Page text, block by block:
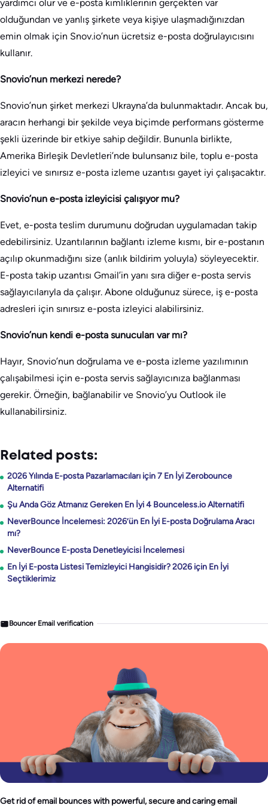
yardımcı olur ve e-posta kimliklerinin gerçekten var
olduğundan ve yanlış şirkete veya kişiye ulaşmadığınızdan
emin olmak için Snov.io’nun ücretsiz e-posta doğrulayıcısını
kullanır.
Snovio’nun merkezi nerede?
Snovio’nun şirket merkezi Ukrayna’da bulunmaktadır. Ancak bu,
aracın herhangi bir şekilde veya biçimde performans gösterme
şekli üzerinde bir etkiye sahip değildir. Bununla birlikte,
Amerika Birleşik Devletleri’nde bulunsanız bile, toplu e-posta
izleyici ve sınırsız e-posta izleme uzantısı gayet iyi çalışacaktır.
Snovio’nun e-posta izleyicisi çalışıyor mu?
Evet, e-posta teslim durumunu doğrudan uygulamadan takip
edebilirsiniz. Uzantılarının bağlantı izleme kısmı, bir e-postanın
açılıp okunmadığını size (anlık bildirim yoluyla) söyleyecektir.
E-posta takip uzantısı Gmail’in yanı sıra diğer e-posta servis
sağlayıcılarıyla da çalışır. Abone olduğunuz sürece, iş e-posta
adresleri için sınırsız e-posta izleyici alabilirsiniz.
Snovio’nun kendi e-posta sunucuları var mı?
Hayır, Snovio’nun doğrulama ve e-posta izleme yazılımının
çalışabilmesi için e-posta servis sağlayıcınıza bağlanması
gerekir. Örneğin, bağlanabilir ve Snovio’yu Outlook ile
kullanabilirsiniz.
Related posts:
2026 Yılında E-posta Pazarlamacıları için 7 En İyi Zerobounce
Alternatifi
Şu Anda Göz Atmanız Gereken En İyi 4 Bounceless.io Alternatifi
NeverBounce İncelemesi: 2026’ün En İyi E-posta Doğrulama Aracı
mı?
NeverBounce E-posta Denetleyicisi İncelemesi
En İyi E-posta Listesi Temizleyici Hangisidir? 2026 için En İyi
Seçtiklerimiz
Bouncer Email verification
Get rid of email bounces with powerful, secure and caring email